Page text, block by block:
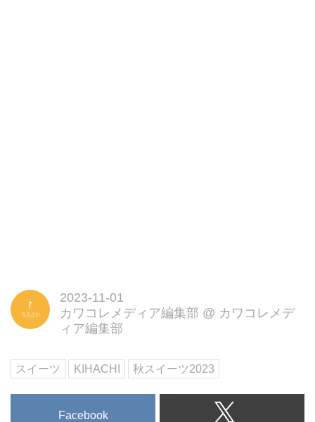
2023-11-01
カワコレメディア編集部 @ カワコレメデ
ィア編集部
スイーツ KIHACHI 秋スイーツ2023
Facebook